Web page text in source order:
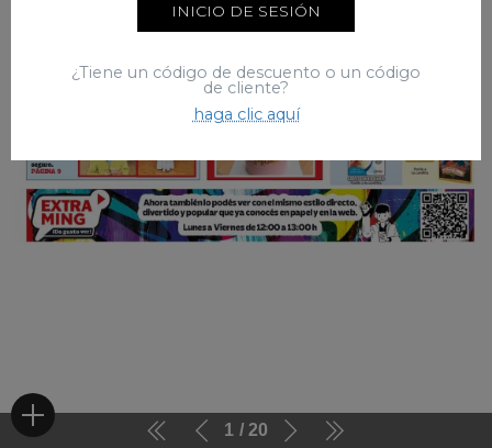
1 20
INICIO DE SESIÓN
¿Tiene un código de descuento o un código
de cliente?
haga clic aquí